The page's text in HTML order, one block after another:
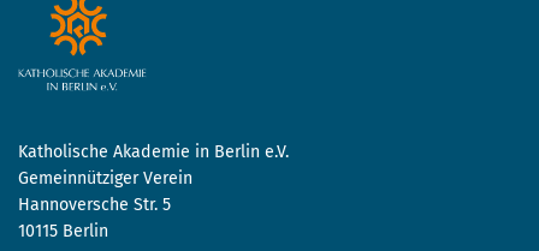
Katholische Akademie in Berlin e.V.
Gemeinnütziger Verein
Hannoversche Str. 5
10115 Berlin